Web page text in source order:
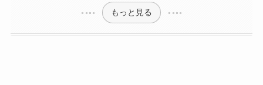
もっと見る